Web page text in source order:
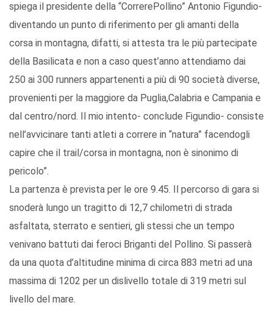
spiega il presidente della “CorrerePollino” Antonio Figundio-
diventando un punto di riferimento per gli amanti della
corsa in montagna, difatti, si attesta tra le più partecipate
della Basilicata e non a caso quest’anno attendiamo dai
250 ai 300 runners appartenenti a più di 90 società diverse,
provenienti per la maggiore da Puglia,Calabria e Campania e
dal centro/nord. Il mio intento- conclude Figundio- consiste
nell’avvicinare tanti atleti a correre in “natura” facendogli
capire che il trail/corsa in montagna, non è sinonimo di
pericolo”.
La partenza è prevista per le ore 9.45. Il percorso di gara si
snoderà lungo un tragitto di 12,7 chilometri di strada
asfaltata, sterrato e sentieri, gli stessi che un tempo
venivano battuti dai feroci Briganti del Pollino. Si passerà
da una quota d’altitudine minima di circa 883 metri ad una
massima di 1202 per un dislivello totale di 319 metri sul
livello del mare.